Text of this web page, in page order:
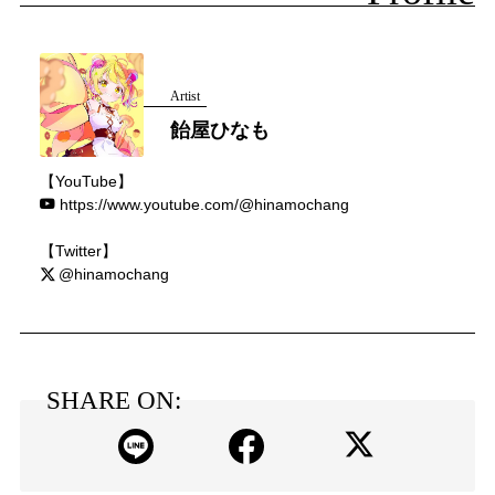
Artist
飴屋ひなも
【YouTube】
https://www.youtube.com/@hinamochang
【Twitter】
@hinamochang
SHARE ON: